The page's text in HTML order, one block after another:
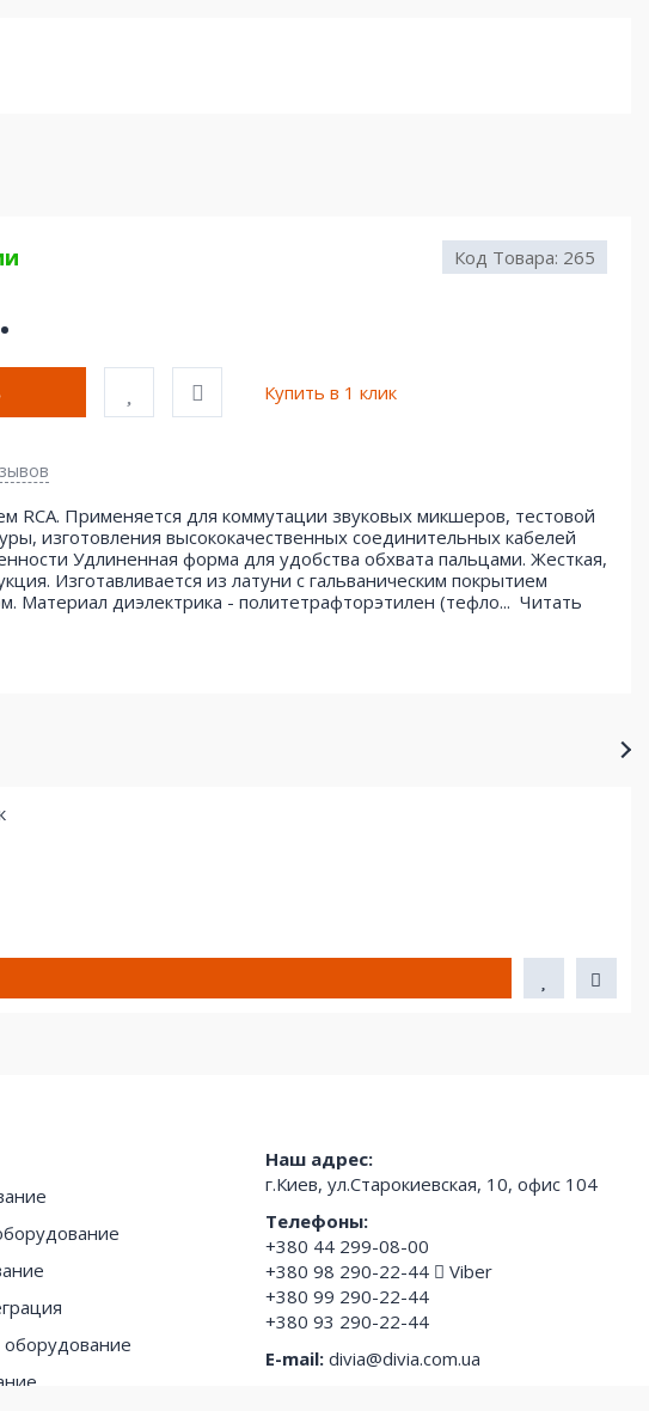
Код Товара: 265
Купить в 1 клик
RCA. Применяется для коммутации звуковых микшеров, тестовой
изготовления высококачественных соединительных кабелей
Удлиненная форма для удобства обхвата пальцами. Жесткая,
Изготавливается из латуни с гальваническим покрытием
Материал диэлектрика - политетрафторэтилен (тефло... Читать
Наш адрес:
г.Киев, ул.Старокиевская, 10, офис 104
Телефоны:
+380 44 299-08-00
+380 98 290-22-44
Viber
+380 99 290-22-44
+380 93 290-22-44
E-mail: divia@divia.com.ua